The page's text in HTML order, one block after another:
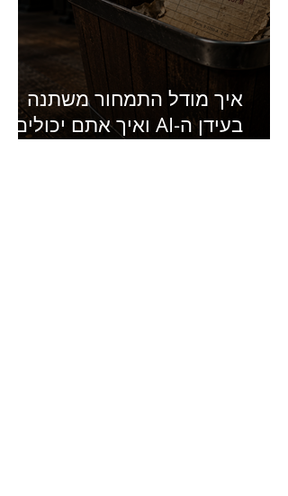
איך מודל התמחור משתנה
בעידן ה-AI ואיך אתם יכולים